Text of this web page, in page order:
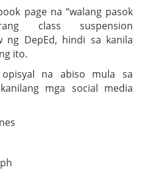
page na “walang pasok
class suspension
ng DepEd, hindi sa kanila
ito.
na abiso mula sa
mga social media